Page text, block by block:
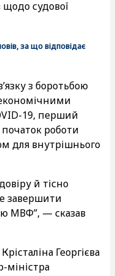
судової
за що відповідає
з боротьбою
19, перший
роботи
для внутрішнього
й тісно
завершити
МВФ”, — сказав
Георгієва
міністра